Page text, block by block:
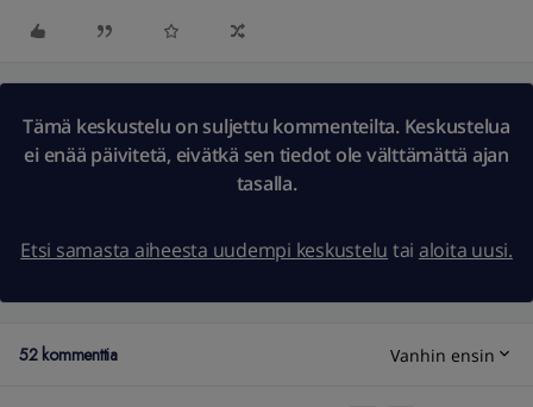
Tämä keskustelu on suljettu kommenteilta. Keskustelua
ei enää päivitetä, eivätkä sen tiedot ole välttämättä ajan
tasalla.
Etsi samasta aiheesta uudempi keskustelu tai aloita uusi.
52 kommenttia Vanhin ensin